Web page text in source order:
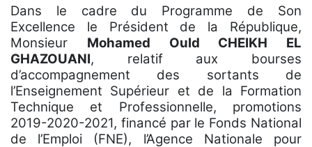
Dans le cadre du Programme de Son
Excellence le Président de la République,
Monsieur Mohamed Ould CHEIKH EL
GHAZOUANI, relatif aux bourses
d’accompagnement des sortants de
l’Enseignement Supérieur et de la Formation
Technique et Professionnelle, promotions
2019-2020-2021, financé par le Fonds National
de l’Emploi (FNE), l’Agence Nationale pour